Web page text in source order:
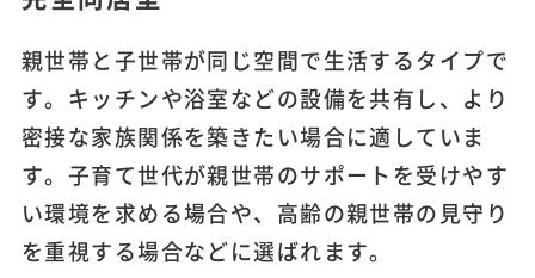
親世帯と子世帯が同じ空間で生活するタイプで
す。キッチンや浴室などの設備を共有し、より
密接な家族関係を築きたい場合に適していま
す。子育て世代が親世帯のサポートを受けやす
い環境を求める場合や、高齢の親世帯の見守り
を重視する場合などに選ばれます。